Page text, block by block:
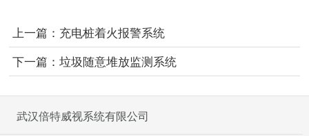
上一篇： 充电桩着火报警系统
下一篇： 垃圾随意堆放监测系统
武汉倍特威视系统有限公司